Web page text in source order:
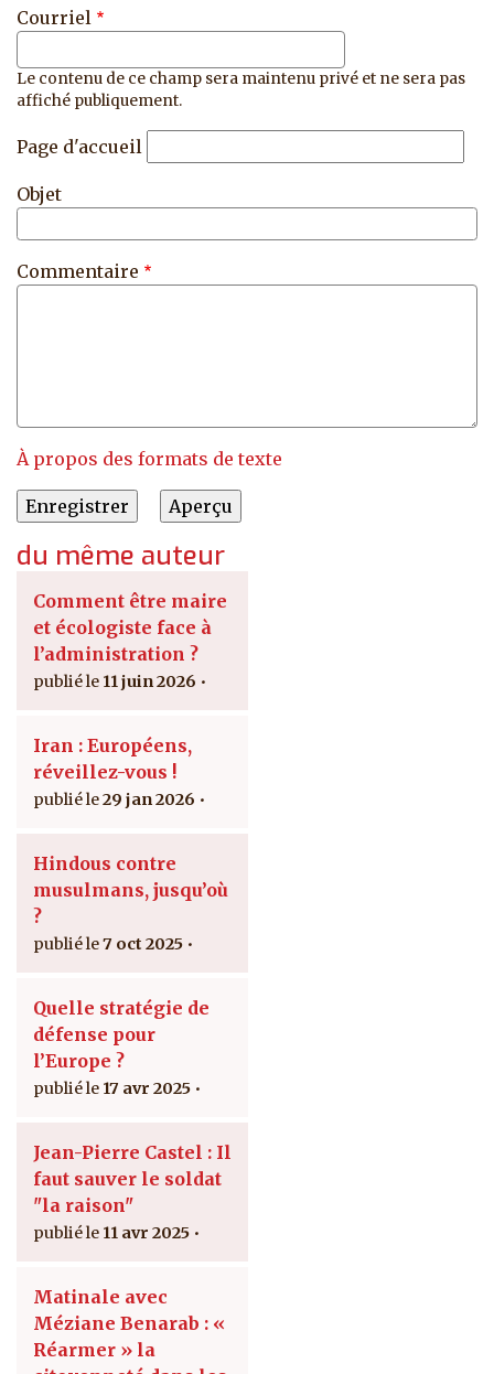
Courriel
Le contenu de ce champ sera maintenu privé et ne sera pas
affiché publiquement.
Page d'accueil
Objet
Commentaire
À propos des formats de texte
du même auteur
Comment être maire
et écologiste face à
l’administration ?
11 juin 2026
Iran : Européens,
réveillez-vous !
29 jan 2026
Hindous contre
musulmans, jusqu’où
?
7 oct 2025
Quelle stratégie de
défense pour
l’Europe ?
17 avr 2025
Jean-Pierre Castel : Il
faut sauver le soldat
"la raison"
11 avr 2025
Matinale avec
Méziane Benarab : «
Réarmer » la